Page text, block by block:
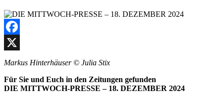
Facebook
X
Markus Hinterhäuser © Julia Stix
Für Sie und Euch in den Zeitungen gefunden
DIE MITTWOCH-PRESSE – 18. DEZEMBER 2024